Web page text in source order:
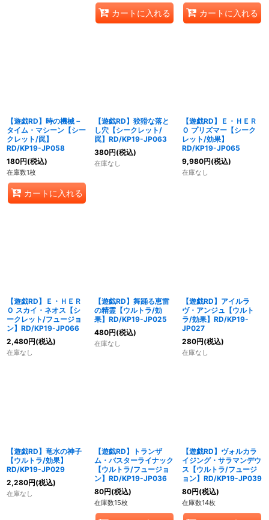
カートに入れる カートに入れる
【遊戯RD】時の機械－
タイム・マシーン【シー
クレット/罠】
RD/KP19-JP058
180円(税込)
在庫数1枚
カートに入れる
【遊戯RD】狡猾な落と
し穴【シークレット/
罠】RD/KP19-JP063
380円(税込)
在庫なし
【遊戯RD】Ｅ・ＨＥＲ
Ｏ プリズマー【シーク
レット/効果】
RD/KP19-JP065
9,980円(税込)
在庫なし
【遊戯RD】Ｅ・ＨＥＲ
Ｏ スカイ・ネオス【シ
ークレット/フュージョ
ン】RD/KP19-JP066
2,480円(税込)
在庫なし
【遊戯RD】舞踊る恵雷
の精霊【ウルトラ/効
果】RD/KP19-JP025
480円(税込)
在庫なし
【遊戯RD】アイルラ
ヴ・アンジュ【ウルト
ラ/効果】RD/KP19-
JP027
280円(税込)
在庫なし
【遊戯RD】竜水の神子
【ウルトラ/効果】
RD/KP19-JP029
2,280円(税込)
在庫なし
【遊戯RD】トランザ
ム・バスターライナック
【ウルトラ/フュージョ
ン】RD/KP19-JP036
80円(税込)
在庫数15枚
【遊戯RD】ヴォルカラ
イジング・サラマンデウ
ス【ウルトラ/フュージ
ョン】RD/KP19-JP039
80円(税込)
在庫数14枚